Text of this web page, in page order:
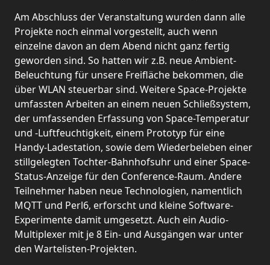
Am Abschluss der Veranstaltung wurden dann alle
Projekte noch einmal vorgestellt, auch wenn
einzelne davon an dem Abend nicht ganz fertig
geworden sind. So hatten wir z.B. neue Ambient-
Beleuchtung für unsere Freifläche bekommen, die
über WLAN steuerbar sind. Weitere Space-Projekte
umfassten Arbeiten an einem neuen Schließsystem,
der umfassenden Erfassung von Space-Temperatur
und -Luftfeuchtigkeit, einem Prototyp für eine
Handy-Ladestation, sowie dem Wiederbeleben einer
stillgelegten Tochter-Bahnhofsuhr und einer Space-
Status-Anzeige für den Conference-Raum. Andere
Teilnehmer haben neue Technologien, namentlich
MQTT und Perl6, erforscht und kleine Software-
Experimente damit umgesetzt. Auch ein Audio-
Multiplexer mit je 8 Ein- und Ausgängen war unter
den Wartelisten-Projekten.